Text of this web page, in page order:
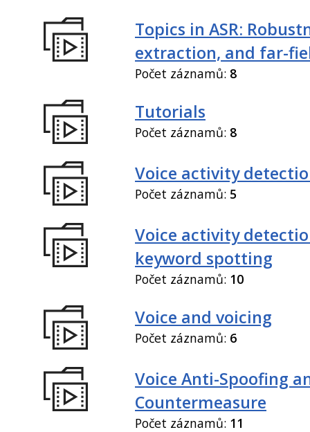
Topics in ASR:
extraction, and far-
Počet záznamů: 8
Tutorials
Počet záznamů: 8
Voice activity
Počet záznamů: 5
Voice activity
keyword spotting
Počet záznamů: 10
Voice and voicing
Počet záznamů: 6
Voice Anti-Spoofing
Countermeasure
Počet záznamů: 11